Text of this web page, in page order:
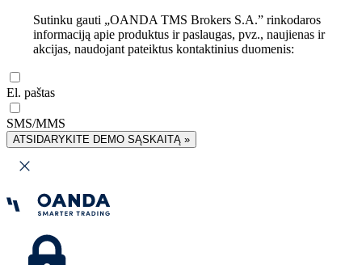
Sutinku gauti „OANDA TMS Brokers S.A.” rinkodaros
informaciją apie produktus ir paslaugas, pvz., naujienas ir
akcijas, naudojant pateiktus kontaktinius duomenis:
El. paštas
SMS/MMS
ATSIDARYKITE DEMO SĄSKAITĄ »